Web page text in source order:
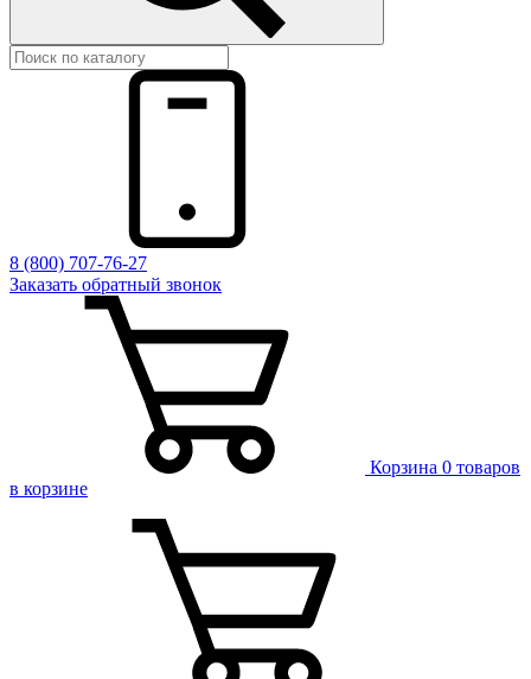
8 (800) 707-76-27
Заказать обратный звонок
Корзина 0 товаров
в корзине